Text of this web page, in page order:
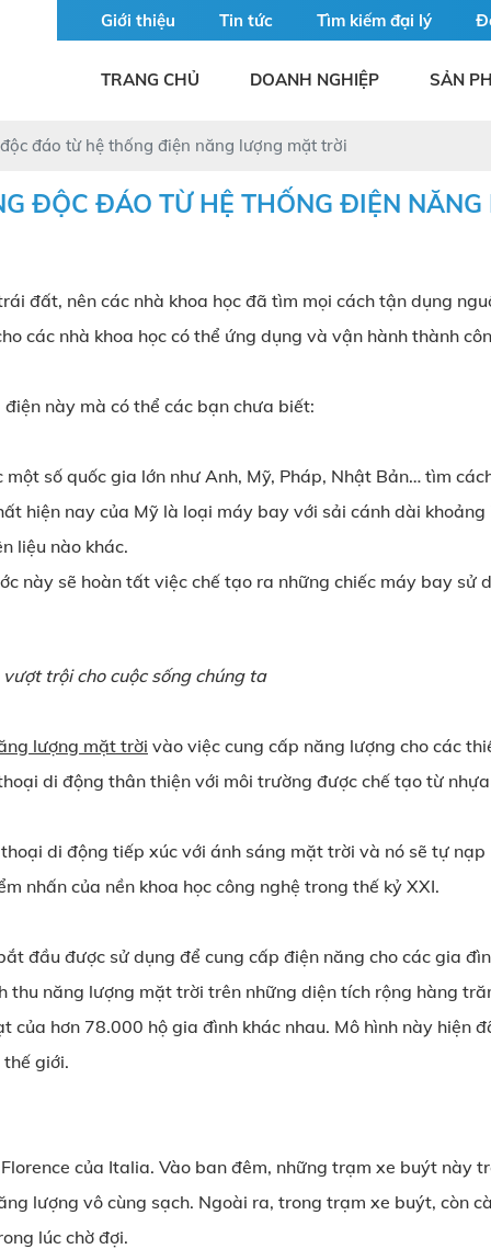
Giới thiệu Tin tức Tìm kiếm đại lý
TRANG CHỦ DOANH NGHIỆP SẢN
đáo từ hệ thống điện năng lượng mặt trời
ĐỘC ĐÁO TỪ HỆ THỐNG ĐIỆN NĂNG
đất, nên các nhà khoa học đã tìm mọi cách tận dụng
các nhà khoa học có thể ứng dụng và vận hành thành
này mà có thể các bạn chưa biết:
số quốc gia lớn như Anh, Mỹ, Pháp, Nhật Bản… tìm
hiện nay của Mỹ là loại máy bay với sải cánh dài
liệu nào khác.
này sẽ hoàn tất việc chế tạo ra những chiếc máy bay
trội cho cuộc sống chúng ta
lượng mặt trời vào việc cung cấp năng lượng cho các
di động thân thiện với môi trường được chế tạo từ
di động tiếp xúc với ánh sáng mặt trời và nó sẽ tự
nhấn của nền khoa học công nghệ trong thế kỷ XXI.
đầu được sử dụng để cung cấp điện năng cho các gia
năng lượng mặt trời trên những diện tích rộng hàng
hơn 78.000 hộ gia đình khác nhau. Mô hình này hiện
giới.
của Italia. Vào ban đêm, những trạm xe buýt này
lượng vô cùng sạch. Ngoài ra, trong trạm xe buýt, còn
lúc chờ đợi.